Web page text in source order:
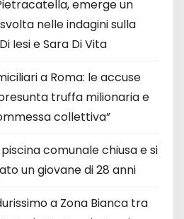
emerge un
nelle indagini sulla
Iesi e Sara Di Vita
a Roma: le accuse
truffa milionaria e
collettiva”
comunale chiusa e si
un giovane di 28 anni
a Zona Bianca tra